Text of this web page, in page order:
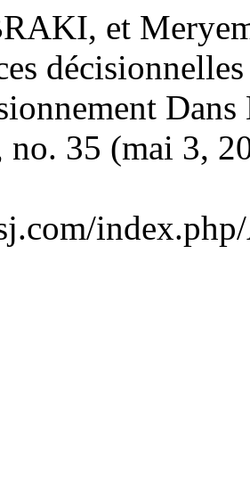
et
no. 35 (mai 3,